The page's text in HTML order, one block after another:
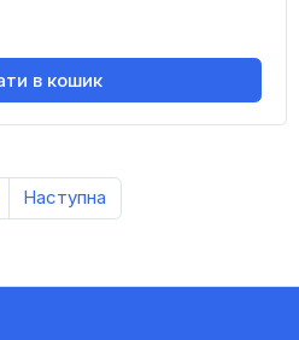
в кошик
Наступна